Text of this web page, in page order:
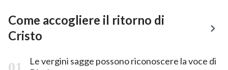
Come accogliere il ritorno di
Cristo
Le vergini sagge possono riconoscere la voce di